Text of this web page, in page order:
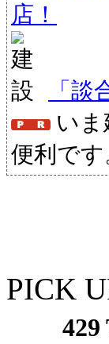
店！
「
い
便利です
PICK